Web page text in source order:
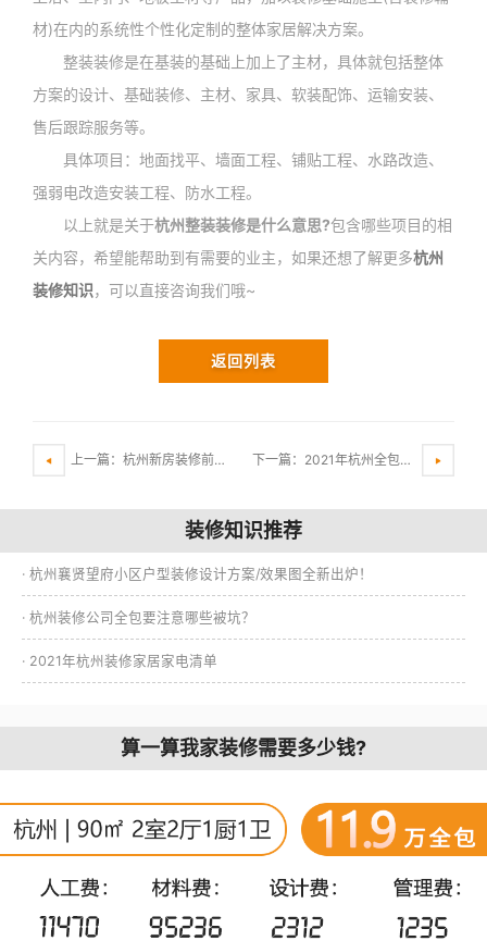
材)在内的系统性个性化定制的整体家居解决方案。
整装装修是在基装的基础上加上了主材，具体就包括整体
方案的设计、基础装修、主材、家具、软装配饰、运输安装、
售后跟踪服务等。
具体项目：地面找平、墙面工程、铺贴工程、水路改造、
强弱电改造安装工程、防水工程。
以上就是关于杭州整装装修是什么意思?包含哪些项目的相
关内容，希望能帮助到有需要的业主，如果还想了解更多杭州
装修知识，可以直接咨询我们哦~
返回列表
上一篇：杭州新房装修前注意事项有哪些? 下一篇：2021年杭州全包装饰装修哪家好?
装修知识推荐
· 杭州襄贤望府小区户型装修设计方案/效果图全新出炉！
· 杭州装修公司全包要注意哪些被坑？
· 2021年杭州装修家居家电清单
算一算我家装修需要多少钱?